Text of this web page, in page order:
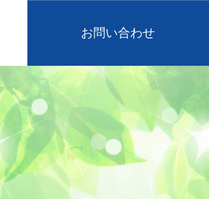
お問い合わせ
企業様お問い合わせ
採用お問い合わせ